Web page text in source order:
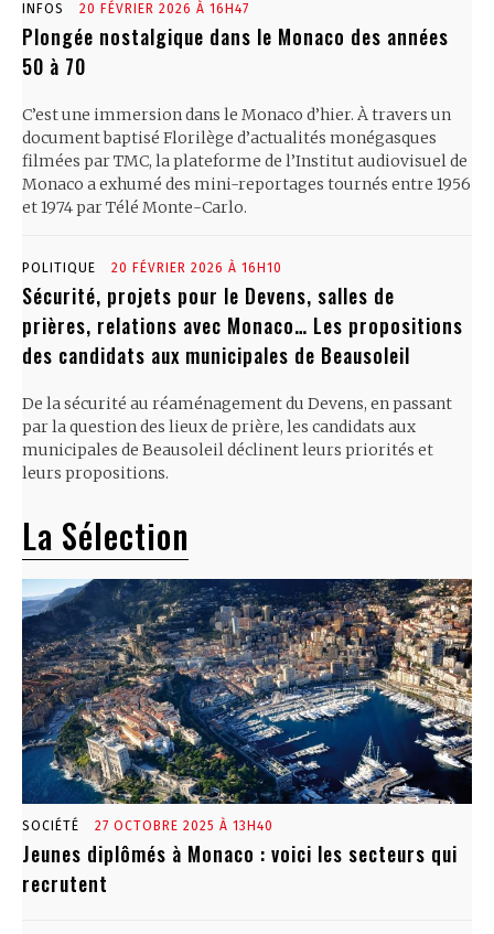
INFOS 20 FÉVRIER 2026 À 16H47
Plongée nostalgique dans le Monaco des années
50 à 70
C’est une immersion dans le Monaco d’hier. À travers un
document baptisé Florilège d’actualités monégasques
filmées par TMC, la plateforme de l’Institut audiovisuel de
Monaco a exhumé des mini-reportages tournés entre 1956
et 1974 par Télé Monte-Carlo.
POLITIQUE 20 FÉVRIER 2026 À 16H10
Sécurité, projets pour le Devens, salles de
prières, relations avec Monaco… Les propositions
des candidats aux municipales de Beausoleil
De la sécurité au réaménagement du Devens, en passant
par la question des lieux de prière, les candidats aux
municipales de Beausoleil déclinent leurs priorités et
leurs propositions.
La Sélection
SOCIÉTÉ 27 OCTOBRE 2025 À 13H40
Jeunes diplômés à Monaco : voici les secteurs qui
recrutent